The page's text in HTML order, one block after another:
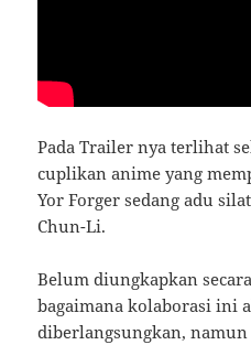
Pada Trailer nya terlihat
cuplikan anime yang
Yor Forger sedang adu
Chun-Li.
Belum diungkapkan
bagaimana kolaborasi ini
diberlangsungkan,